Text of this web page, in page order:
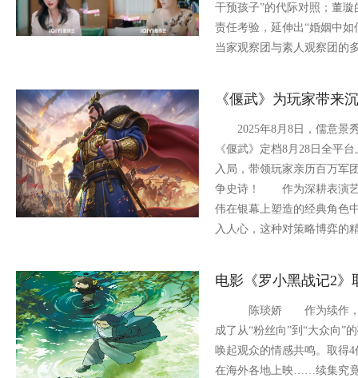
干预孩子”的代际对照；董
责任考验，延伸出“婚姻中
当家观察团与素人观察团的
《偃武》为玩家带来
2025年8月8日，儒意景
《偃武》定档8月28日全平
入局，带领玩家亲历百万军
争史诗！ 作为深耕表演艺
伟在银幕上塑造的经典角色
入人心，这种对策略博弈的
电影《罗小黑战记2》
陈琰娇 作为续作，动
成了从“粉丝向”到“大众向”
唤起观众的情感共鸣。取得
在海外各地上映……续集究